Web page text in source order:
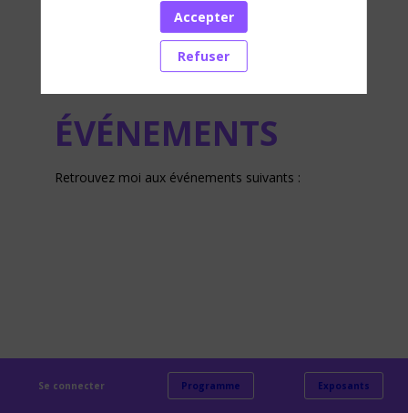
ÉVÉNEMENTS
Retrouvez moi aux événements suivants :
Se connecter Programme Exposants
Accepter
Refuser